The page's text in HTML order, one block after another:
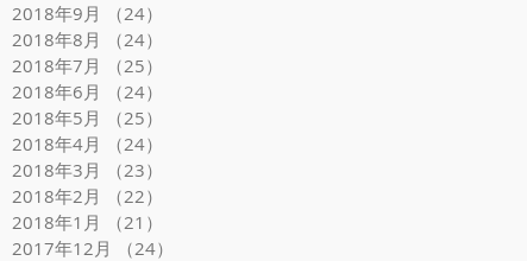
2018年9月
（24）
2018年8月
（24）
2018年7月
（25）
2018年6月
（24）
2018年5月
（25）
2018年4月
（24）
2018年3月
（23）
2018年2月
（22）
2018年1月
（21）
2017年12月
（24）